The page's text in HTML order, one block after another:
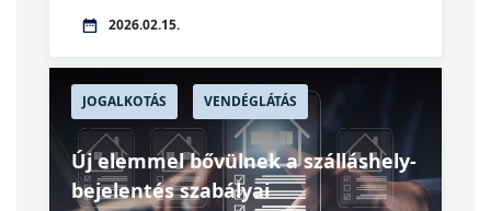
2026.02.15.
JOGALKOTÁS VENDÉGLÁTÁS
Új elemmel bővülnek a szálláshely-
bejelentés szabályai